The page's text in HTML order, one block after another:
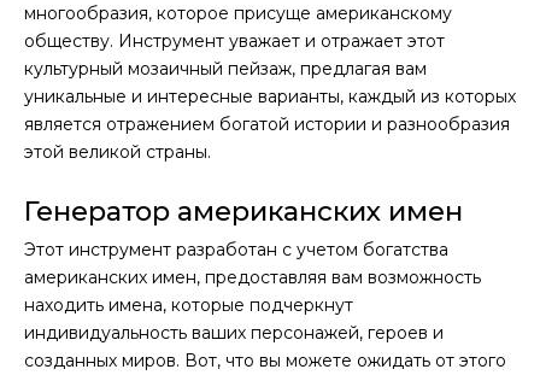
многообразия, которое присуще американскому
обществу. Инструмент уважает и отражает этот
культурный мозаичный пейзаж, предлагая вам
уникальные и интересные варианты, каждый из которых
является отражением богатой истории и разнообразия
этой великой страны.
Генератор американских имен
Этот инструмент разработан с учетом богатства
американских имен, предоставляя вам возможность
находить имена, которые подчеркнут
индивидуальность ваших персонажей, героев и
созданных миров. Вот, что вы можете ожидать от этого